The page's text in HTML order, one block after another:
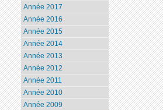
Année 2017
Année 2016
Année 2015
Année 2014
Année 2013
Année 2012
Année 2011
Année 2010
Année 2009